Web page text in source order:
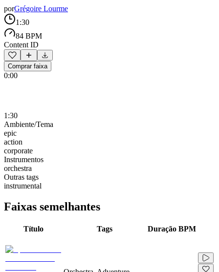
porGrégoire Lourme
1:30
84 BPM
Content ID
Comprar faixa
0:00
1:30
Ambiente/Tema
epic
action
corporate
Instrumentos
orchestra
Outras tags
instrumental
Faixas semelhantes
Título Tags Duração BPM